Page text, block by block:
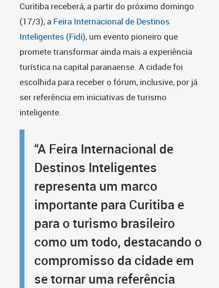
Curitiba receberá, a partir do próximo domingo
(17/3), a Feira Internacional de Destinos
Inteligentes (Fidi), um evento pioneiro que
promete transformar ainda mais a experiência
turística na capital paranaense. A cidade foi
escolhida para receber o fórum, inclusive, por já
ser referência em iniciativas de turismo
inteligente.
“A Feira Internacional de
Destinos Inteligentes
representa um marco
importante para Curitiba e
para o turismo brasileiro
como um todo, destacando o
compromisso da cidade em
se tornar uma referência